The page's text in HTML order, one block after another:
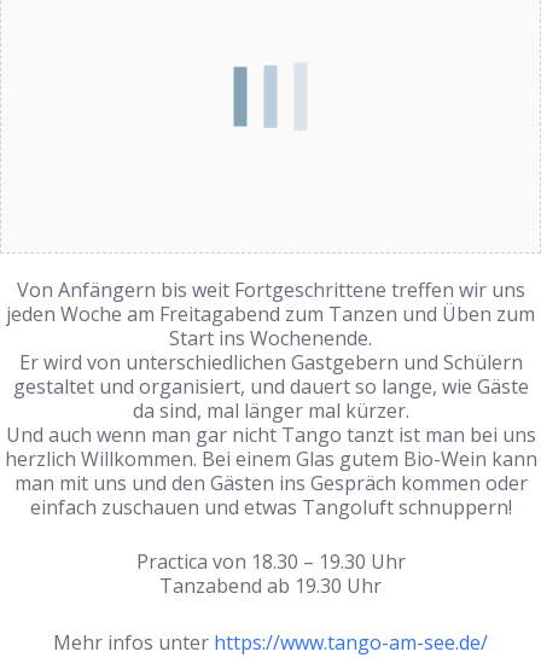
Von Anfängern bis weit Fortgeschrittene treffen wir uns
jeden Woche am Freitagabend zum Tanzen und Üben zum
Start ins Wochenende.
Er wird von unterschiedlichen Gastgebern und Schülern
gestaltet und organisiert, und dauert so lange, wie Gäste
da sind, mal länger mal kürzer.
Und auch wenn man gar nicht Tango tanzt ist man bei uns
herzlich Willkommen. Bei einem Glas gutem Bio-Wein kann
man mit uns und den Gästen ins Gespräch kommen oder
einfach zuschauen und etwas Tangoluft schnuppern!
Practica von 18.30 – 19.30 Uhr
Tanzabend ab 19.30 Uhr
Mehr infos unter https://www.tango-am-see.de/